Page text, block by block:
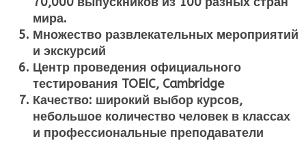
мира.
Множество развлекательных мероприятий
и экскурсий
Центр проведения официального
тестирования TOEIC, Cambridge
Качество: широкий выбор курсов,
небольшое количество человек в классах
и профессиональные преподаватели